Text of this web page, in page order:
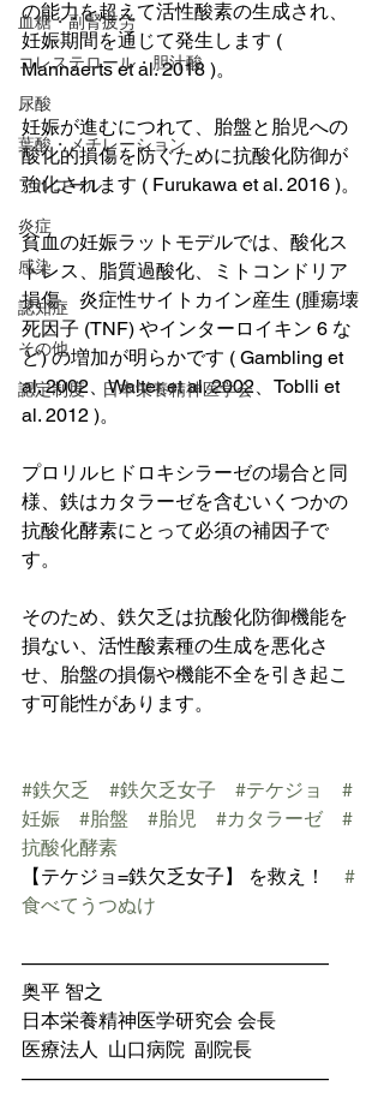
血糖・副腎疲労
コレステロール・胆汁酸
尿酸
葉酸・メチレーション
アルコール
炎症
感染
認知症
その他
認定制度 日本栄養精神医学会
の能力を超えて活性酸素の生成され、
妊娠期間を通じて発生します (
Mannaerts et al. 2018 )。
妊娠が進むにつれて、胎盤と胎児への
酸化的損傷を防ぐために抗酸化防御が
強化されます ( Furukawa et al. 2016 )。
貧血の妊娠ラットモデルでは、酸化ス
トレス、脂質過酸化、ミトコンドリア
損傷、炎症性サイトカイン産生 (腫瘍壊
死因子 (TNF) やインターロイキン 6 な
ど) の増加が明らかです ( Gambling et
al. 2002、Walter et al. 2002、Toblli et
al. 2012 )。
プロリルヒドロキシラーゼの場合と同
様、鉄はカタラーゼを含むいくつかの
抗酸化酵素にとって必須の補因子で
す。
そのため、鉄欠乏は抗酸化防御機能を
損ない、活性酸素種の生成を悪化さ
せ、胎盤の損傷や機能不全を引き起こ
す可能性があります。
#鉄欠乏 #鉄欠乏女子 #テケジョ
#
妊娠
#胎盤 #胎児 #カタラーゼ
#
抗酸化酵素
【テケジョ=鉄欠乏女子】 を救え！ #
食べてうつぬけ
————————————————
奥平 智之
日本栄養精神医学研究会 会長
医療法人  山口病院  副院長
————————————————